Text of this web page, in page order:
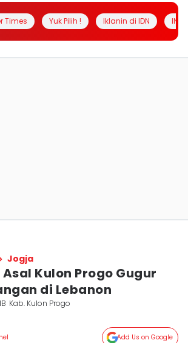
Times Yuk Pilih ! Iklanin di IDN
Jogja
Kulon Progo Gugur
di Lebanon
Kab. Kulon Progo
Add Us on Google